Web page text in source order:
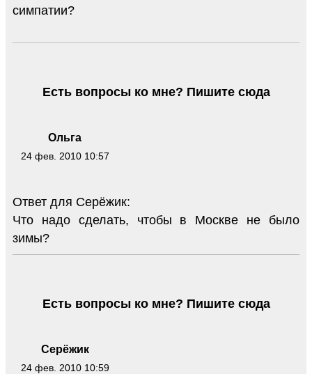
симпатии?
Ольга
24 фев. 2010 10:57
Есть вопросы ко мне? Пишите сюда
Ответ для Серёжик:
Что надо сделать, чтобы в Москве не было
зимы?
Серёжик
24 фев. 2010 10:59
Есть вопросы ко мне? Пишите сюда